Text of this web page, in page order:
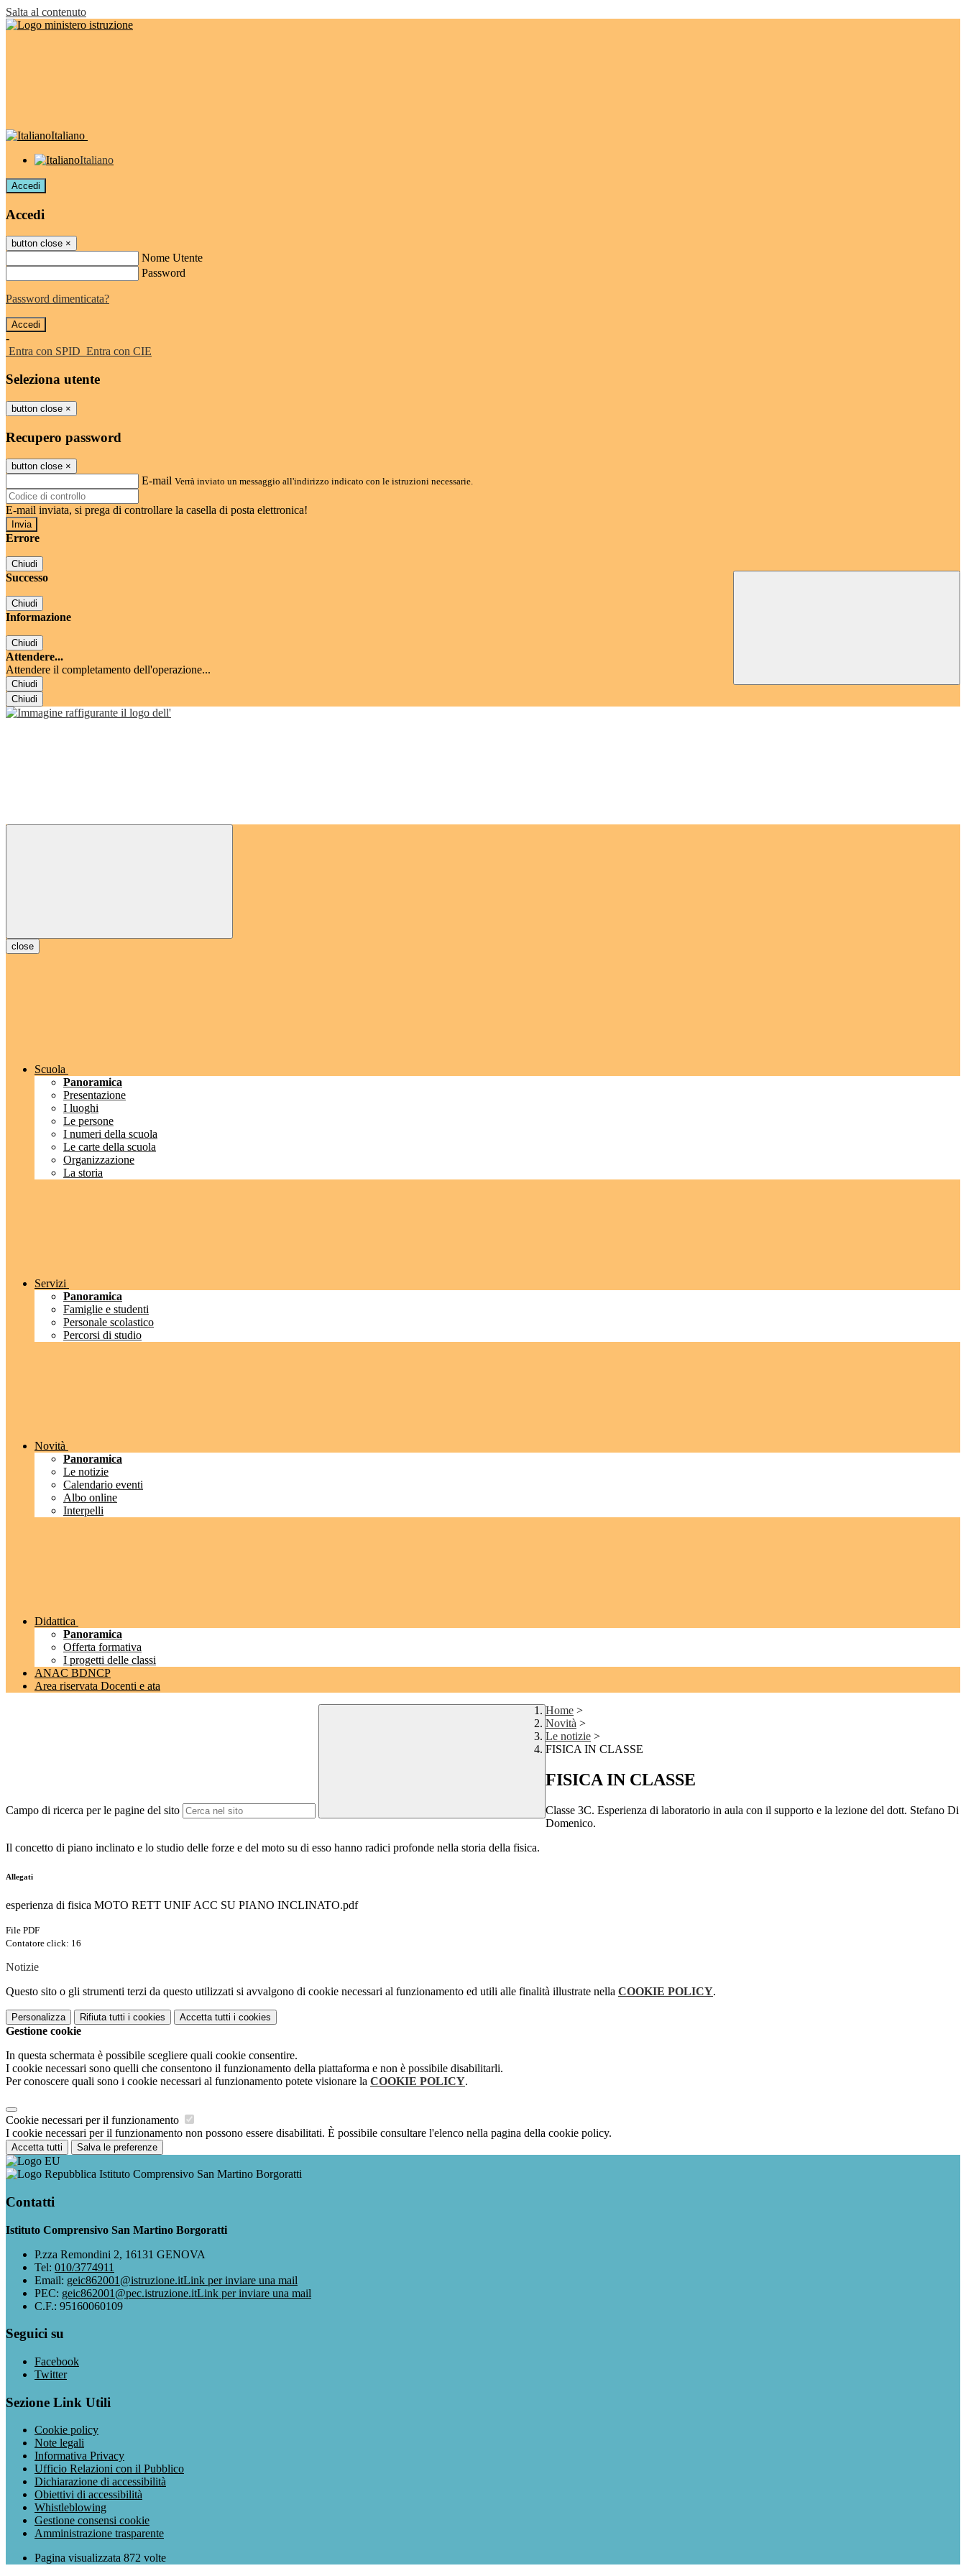
Salta al contenuto
Italiano
Italiano
Accedi
Accedi
button close ×
Nome Utente
Password
Password dimenticata?
-
Entra con SPID Entra con CIE
Seleziona utente
button close ×
Recupero password
button close ×
E-mail Verrà inviato un messaggio all'indirizzo indicato con le istruzioni necessarie.
E-mail inviata, si prega di controllare la casella di posta elettronica!
Errore
Chiudi
Successo
Chiudi
Informazione
Chiudi
Attendere...
Attendere il completamento dell'operazione...
Chiudi
Chiudi
close
Scuola
Panoramica
Presentazione
I luoghi
Le persone
I numeri della scuola
Le carte della scuola
Organizzazione
La storia
Servizi
Panoramica
Famiglie e studenti
Personale scolastico
Percorsi di studio
Novità
Panoramica
Le notizie
Calendario eventi
Albo online
Interpelli
Didattica
Panoramica
Offerta formativa
I progetti delle classi
ANAC BDNCP
Area riservata Docenti e ata
Campo di ricerca per le pagine del sito
Home >
Novità >
Le notizie >
FISICA IN CLASSE
FISICA IN CLASSE
Classe 3C. Esperienza di laboratorio in aula con il supporto e la lezione del dott. Stefano Di
Domenico.
Il concetto di piano inclinato e lo studio delle forze e del moto su di esso hanno radici profonde nella storia della fisica.
Allegati
esperienza di fisica MOTO RETT UNIF ACC SU PIANO INCLINATO.pdf
File PDF
Contatore click: 16
Notizie
Questo sito o gli strumenti terzi da questo utilizzati si avvalgono di cookie necessari al funzionamento ed utili alle finalità illustrate nella COOKIE POLICY.
Personalizza Rifiuta tutti i cookies Accetta tutti i cookies
Gestione cookie
In questa schermata è possibile scegliere quali cookie consentire.
I cookie necessari sono quelli che consentono il funzionamento della piattaforma e non è possibile disabilitarli.
Per conoscere quali sono i cookie necessari al funzionamento potete visionare la COOKIE POLICY.
Cookie necessari per il funzionamento
I cookie necessari per il funzionamento non possono essere disabilitati. È possibile consultare l'elenco nella pagina della cookie policy.
Accetta tutti Salva le preferenze
Istituto Comprensivo San Martino Borgoratti
Contatti
Istituto Comprensivo San Martino Borgoratti
P.zza Remondini 2, 16131 GENOVA
Tel: 010/3774911
Email: geic862001@istruzione.itLink per inviare una mail
PEC: geic862001@pec.istruzione.itLink per inviare una mail
C.F.: 95160060109
Seguici su
Facebook
Twitter
Sezione Link Utili
Cookie policy
Note legali
Informativa Privacy
Ufficio Relazioni con il Pubblico
Dichiarazione di accessibilità
Obiettivi di accessibilità
Whistleblowing
Gestione consensi cookie
Amministrazione trasparente
Pagina visualizzata 872 volte